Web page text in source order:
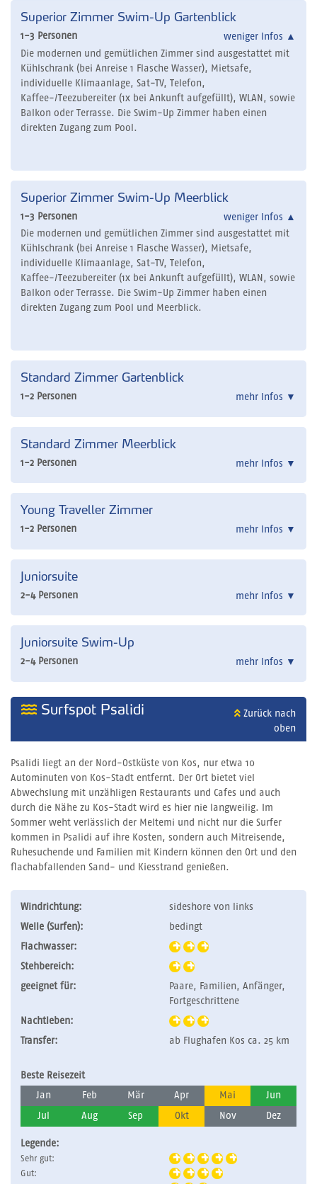
Superior Zimmer Swim-Up Gartenblick
1-3 Personen weniger Infos ▲
Die modernen und gemütlichen Zimmer sind ausgestattet mit
Kühlschrank (bei Anreise 1 Flasche Wasser), Mietsafe,
individuelle Klimaanlage, Sat-TV, Telefon,
Kaffee-/Teezubereiter (1x bei Ankunft aufgefüllt), WLAN, sowie
Balkon oder Terrasse. Die Swim-Up Zimmer haben einen
direkten Zugang zum Pool.
Superior Zimmer Swim-Up Meerblick
1-3 Personen weniger Infos ▲
Die modernen und gemütlichen Zimmer sind ausgestattet mit
Kühlschrank (bei Anreise 1 Flasche Wasser), Mietsafe,
individuelle Klimaanlage, Sat-TV, Telefon,
Kaffee-/Teezubereiter (1x bei Ankunft aufgefüllt), WLAN, sowie
Balkon oder Terrasse. Die Swim-Up Zimmer haben einen
direkten Zugang zum Pool und Meerblick.
Standard Zimmer Gartenblick
1-2 Personen mehr Infos ▼
Standard Zimmer Meerblick
1-2 Personen mehr Infos ▼
Young Traveller Zimmer
1-2 Personen mehr Infos ▼
Juniorsuite
2-4 Personen mehr Infos ▼
Juniorsuite Swim-Up
2-4 Personen mehr Infos ▼
Surfspot Psalidi
Zurück nach
oben
Psalidi liegt an der Nord-Ostküste von Kos, nur etwa 10
Autominuten von Kos-Stadt entfernt. Der Ort bietet viel
Abwechslung mit unzähligen Restaurants und Cafes und auch
durch die Nähe zu Kos-Stadt wird es hier nie langweilig. Im
Sommer weht verlässlich der Meltemi und nicht nur die Surfer
kommen in Psalidi auf ihre Kosten, sondern auch Mitreisende,
Ruhesuchende und Familien mit Kindern können den Ort und den
flachabfallenden Sand- und Kiesstrand genießen.
Windrichtung:
sideshore von links
Welle (Surfen):
bedingt
Flachwasser:
Stehbereich:
geeignet für:
Paare, Familien, Anfänger,
Fortgeschrittene
Nachtleben:
Transfer:
ab Flughafen Kos ca. 25 km
Beste Reisezeit
Jan Feb Mär Apr Mai Jun
Jul Aug Sep Okt Nov Dez
Legende:
Sehr gut:
Gut: